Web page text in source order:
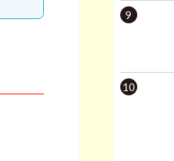
9
10